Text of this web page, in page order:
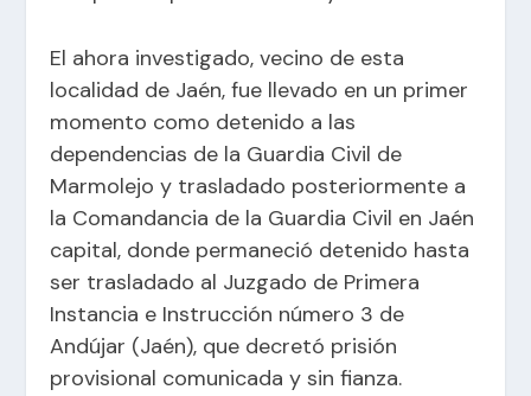
El ahora investigado, vecino de esta
localidad de Jaén, fue llevado en un primer
momento como detenido a las
dependencias de la Guardia Civil de
Marmolejo y trasladado posteriormente a
la Comandancia de la Guardia Civil en Jaén
capital, donde permaneció detenido hasta
ser trasladado al Juzgado de Primera
Instancia e Instrucción número 3 de
Andújar (Jaén), que decretó prisión
provisional comunicada y sin fianza.